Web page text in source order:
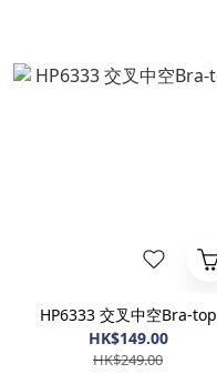
HP6333 交叉中空Bra-top
HK$149.00
HK$249.00